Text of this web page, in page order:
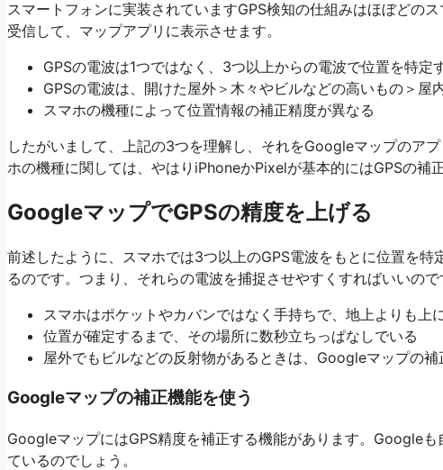
スマートフォンに実装されていますGPS検知の仕組みはほぼどの
受信して、マップアプリに表示させます。
GPSの電波は1つではなく、3つ以上からの電波で位置を特定
GPSの電波は、開けた屋外＞木々やビルなどの高いもの＞屋
スマホの機種によって位置情報の補正精度が異なる
したがいまして、上記の3つを理解し、それをGoogleマップのア
ホの機種に関しては、やはりiPhoneかPixelが基本的にはGPSの補
GoogleマップでGPSの精度を上げる
前述したように、スマホでは3つ以上のGPS電波をもとに位置を
るのです。つまり、それらの電波を捕捉させやすくすればいいので
スマホはポケットやカバンではなく手持ちで、地上よりも上
位置が確定するまで、その場所に数秒立ちっぱなしでいる
屋外でもビルなどの反射物があるときは、Googleマップの補
Googleマップの補正機能を使う
GoogleマップにはGPS精度を補正する機能があります。Google
ているのでしょう。